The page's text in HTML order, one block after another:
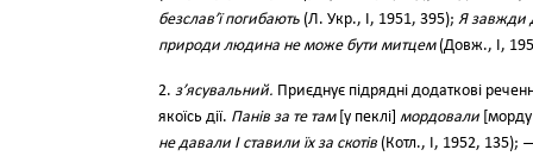
безслав’ї погибають (Л. Укр., І, 1951, 395); Я завжди
природи людина не може бути митцем(Довж., І,
2. з’ясувальний. Приєднує підрядні додаткові
якоїсь дії. Панів за те там[у пеклі] мордовали
не давали І ставили їх за скотів (Котл., І, 1952, 135);